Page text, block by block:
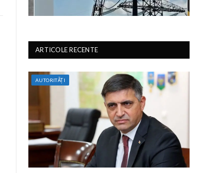
ARTICOLE RECENTE
AUTORITĂȚI